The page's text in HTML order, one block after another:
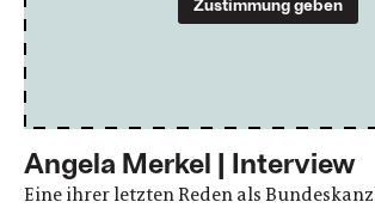
Zustimmung geben
Angela Merkel | Interview
Eine ihrer letzten Reden als